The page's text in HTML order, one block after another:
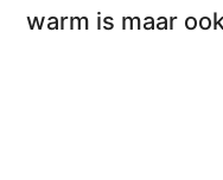
warm is maar